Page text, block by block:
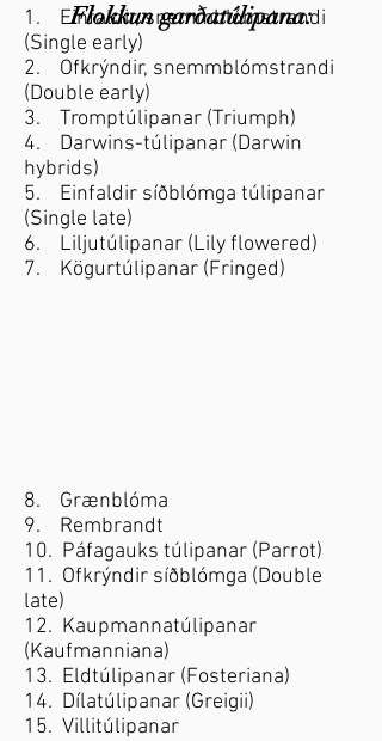
1. Einfaldir, snemmblómstrandi
(Single early)
2. Ofkrýndir, snemmblómstrandi
(Double early)
3. Tromptúlipanar (Triumph)
4. Darwins-túlipanar (Darwin
hybrids)
5. Einfaldir síðblómga túlipanar
(Single late)
6. Liljutúlipanar (Lily flowered)
7. Kögurtúlipanar (Fringed)
8. Grænblóma
9. Rembrandt
10. Páfagauks túlipanar (Parrot)
11. Ofkrýndir síðblómga (Double
late)
12. Kaupmannatúlipanar
(Kaufmanniana)
13. Eldtúlipanar (Fosteriana)
14. Dílatúlipanar (Greigii)
15. Villitúlipanar
Flokkun garðatúlipana: